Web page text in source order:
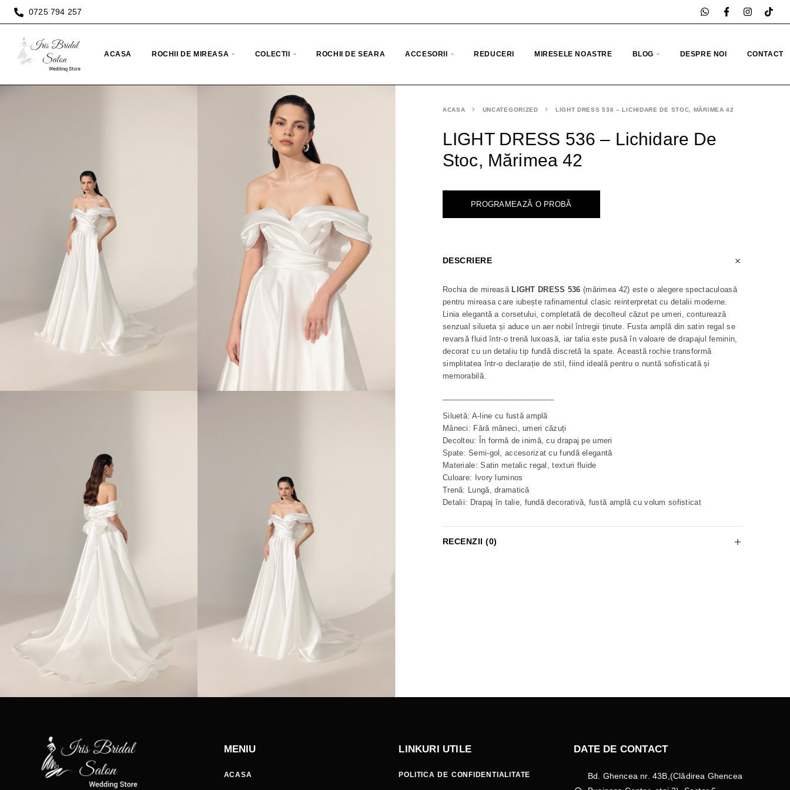
0725 794 257
ACASA ROCHII DE MIREASA COLECTII ROCHII DE SEARA ACCESORII REDUCERI MIRESELE NOASTRE BLOG DESPRE NOI CONTACT
ACASA UNCATEGORIZED LIGHT DRESS 536 – LICHIDARE DE STOC, MĂRIMEA 42
LIGHT DRESS 536 – Lichidare De
Stoc, Mărimea 42
<
PROGRAMEAZĂ O PROBĂ
DESCRIERE
Rochia de mireasăLIGHT DRESS 536 (mărimea 42) este o alegere spectaculoasă
pentru mireasa care iubește rafinamentul clasic reinterpretat cu detalii moderne.
Linia elegantă a corsetului, completată de decolteul căzut pe umeri, conturează
senzual silueta și aduce un aer nobil întregii ținute. Fusta amplă din satin regal se
revarsă fluid într-o trenă luxoasă, iar talia este pusă în valoare de drapajul feminin,
decorat cu un detaliu tip fundă discretă la spate. Această rochie transformă
simplitatea într-o declarație de stil, fiind ideală pentru o nuntă sofisticată și
memorabilă.
Siluetă: A-line cu fustă amplă
Mâneci: Fără mâneci, umeri căzuți
Decolteu: În formă de inimă, cu drapaj pe umeri
Spate: Semi-gol, accesorizat cu fundă elegantă
Materiale: Satin metalic regal, texturi fluide
Culoare: Ivory luminos
Trenă: Lungă, dramatică
Detalii: Drapaj în talie, fundă decorativă, fustă amplă cu volum sofisticat
RECENZII (0)
MENIU
ACASA
LINKURI UTILE
POLITICA DE CONFIDENTIALITATE
DATE DE CONTACT
Bd. Ghencea nr. 43B,(Clădirea Ghencea